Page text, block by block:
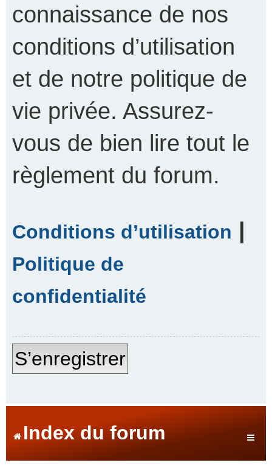
connaissance de nos
conditions d’utilisation
et de notre politique de
vie privée. Assurez-
vous de bien lire tout le
règlement du forum.
Conditions d’utilisation |
Politique de
confidentialité
S’enregistrer
Index du forum